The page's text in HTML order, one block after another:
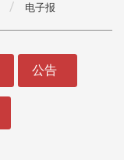
电子报
公告